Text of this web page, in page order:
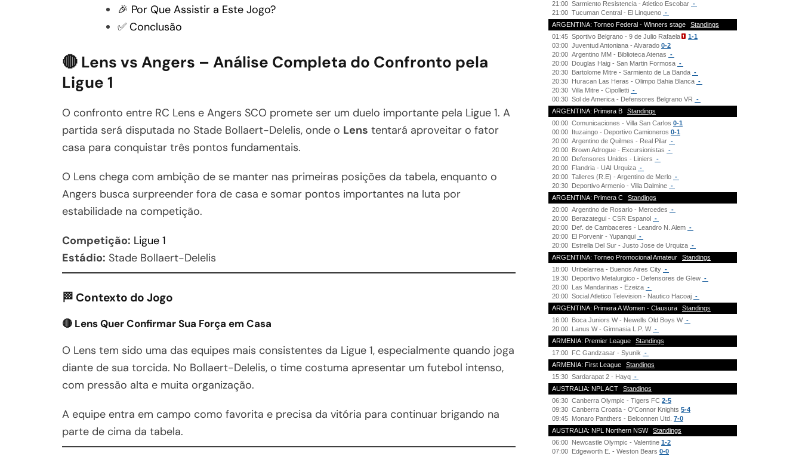
🎉 Por Que Assistir a Este Jogo?
✅ Conclusão
🔴 Lens vs Angers – Análise Completa do Confronto pela
Ligue 1
O confronto entre RC Lens e Angers SCO promete ser um duelo importante pela Ligue 1. A
partida será disputada no Stade Bollaert-Delelis, onde o Lens tentará aproveitar o fator
casa para conquistar três pontos fundamentais.
O Lens chega com ambição de se manter nas primeiras posições da tabela, enquanto o
Angers busca surpreender fora de casa e somar pontos importantes na luta por
estabilidade na competição.
Competição: Ligue 1
Estádio: Stade Bollaert-Delelis
🏁 Contexto do Jogo
🔴 Lens Quer Confirmar Sua Força em Casa
O Lens tem sido uma das equipes mais consistentes da Ligue 1, especialmente quando joga
diante de sua torcida. No Bollaert-Delelis, o time costuma apresentar um futebol intenso,
com pressão alta e muita organização.
A equipe entra em campo como favorita e precisa da vitória para continuar brigando na
parte de cima da tabela.